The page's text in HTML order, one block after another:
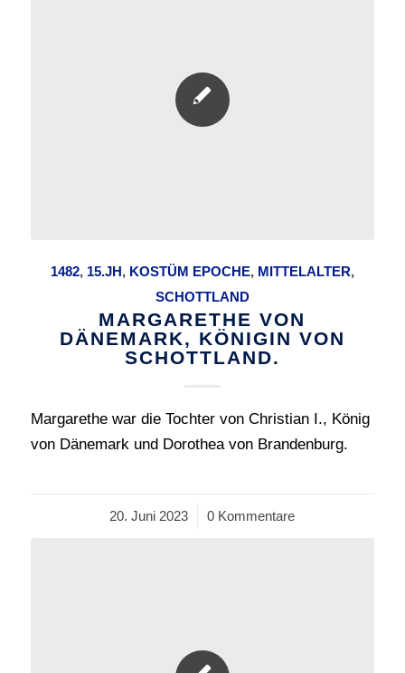
1482, 15.JH, KOSTÜM EPOCHE, MITTELALTER,
SCHOTTLAND
MARGARETHE VON
DÄNEMARK, KÖNIGIN VON
SCHOTTLAND.
Margarethe war die Tochter von Christian I., König
von Dänemark und Dorothea von Brandenburg.
20. Juni 2023
/ 0 Kommentare